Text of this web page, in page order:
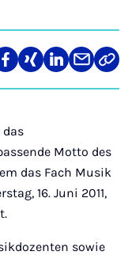
Teilen
auf
Teilen
auf
Teilen
auf
Teilen
über
Link
das
Motto des
das Fach Musik
16. Juni 2011,
sowie